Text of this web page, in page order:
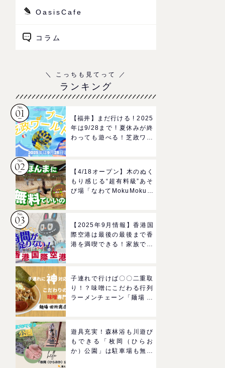
OasisCafe
コラム
ランキング
【福井】まだ行ける ! 2025
年は9/28まで ! 夏休みが終
わっても遊べる！芝政ワー
【4/18オープン】木のぬく
もり感じる“超有料級”あそ
び場「なわてMokuMokuひ
【2025年9月情報】香港国
際空港は最後の最後まで香
港を満喫できる！家族で楽
子連れで行けば〇〇二重取
り！？味噌にこだわる行列
ラーメンチェーン「麺場 田
遊具充実！森林浴も川遊び
もできる「枚岡（ひらお
か）公園」は駐車場も無料